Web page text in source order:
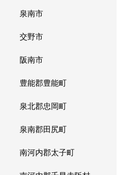
泉南市
交野市
阪南市
豊能郡豊能町
泉北郡忠岡町
泉南郡田尻町
南河内郡太子町